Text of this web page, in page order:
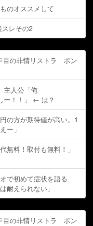
のオススメして
レその2
目の非情リストラ ポン
人公「俺
ー！！」 ← は？
の方が期待値が高い。1
ー」
無料！取付も無料！」
で初めて症状を語る
耐えられない」
目の非情リストラ ポン